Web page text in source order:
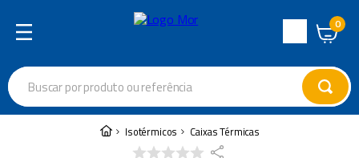
de
Atendimento
0
Buscar por produto ou referência
Isotérmicos Caixas Térmicas
Termos mais buscados